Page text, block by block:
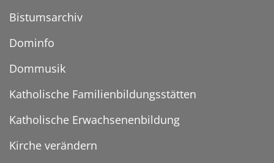
Bistumsarchiv
Dominfo
Dommusik
Katholische Familienbildungsstätten
Katholische Erwachsenenbildung
Kirche verändern